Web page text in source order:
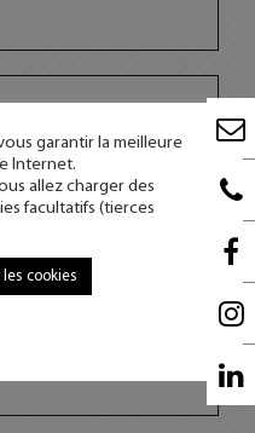
garantir la meilleure
Internet.
allez charger des
facultatifs (tierces
les cookies